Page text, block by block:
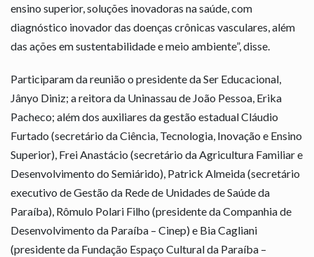
ensino superior, soluções inovadoras na saúde, com
diagnóstico inovador das doenças crônicas vasculares, além
das ações em sustentabilidade e meio ambiente”, disse.
Participaram da reunião o presidente da Ser Educacional,
Jânyo Diniz; a reitora da Uninassau de João Pessoa, Erika
Pacheco; além dos auxiliares da gestão estadual Cláudio
Furtado (secretário da Ciência, Tecnologia, Inovação e Ensino
Superior), Frei Anastácio (secretário da Agricultura Familiar e
Desenvolvimento do Semiárido), Patrick Almeida (secretário
executivo de Gestão da Rede de Unidades de Saúde da
Paraíba), Rômulo Polari Filho (presidente da Companhia de
Desenvolvimento da Paraíba – Cinep) e Bia Cagliani
(presidente da Fundação Espaço Cultural da Paraíba –